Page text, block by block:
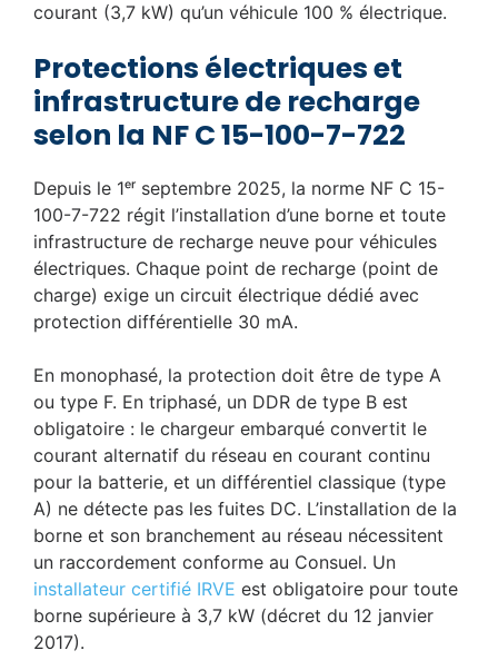
courant (3,7 kW) qu’un véhicule 100 % électrique.
Protections électriques et
infrastructure de recharge
selon la NF C 15-100-7-722
Depuis le 1ᵉʳ septembre 2025, la norme NF C 15-
100-7-722 régit l’installation d’une borne et toute
infrastructure de recharge neuve pour véhicules
électriques. Chaque point de recharge (point de
charge) exige un circuit électrique dédié avec
protection différentielle 30 mA.
En monophasé, la protection doit être de type A
ou type F. En triphasé, un DDR de type B est
obligatoire : le chargeur embarqué convertit le
courant alternatif du réseau en courant continu
pour la batterie, et un différentiel classique (type
A) ne détecte pas les fuites DC. L’installation de la
borne et son branchement au réseau nécessitent
un raccordement conforme au Consuel. Un
installateur certifié IRVE est obligatoire pour toute
borne supérieure à 3,7 kW (décret du 12 janvier
2017).